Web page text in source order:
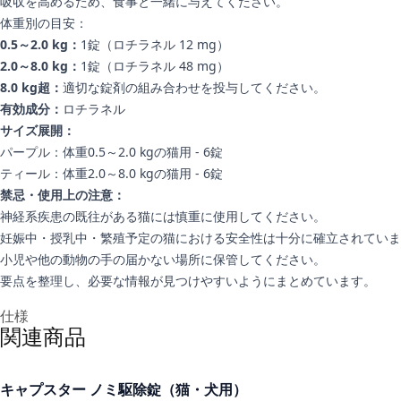
体重別の目安：
0.5～2.0 kg： 1錠（ロチラネル 12 mg）
2.0～8.0 kg： 1錠（ロチラネル 48 mg）
8.0 kg超： 適切な錠剤の組み合わせを投与してください。
有効成分： ロチラネル
サイズ展開：
パープル：体重0.5～2.0 kgの猫用 - 6錠
ティール：体重2.0～8.0 kgの猫用 - 6錠
禁忌・使用上の注意：
神経系疾患の既往がある猫には慎重に使用してください。
妊娠中・授乳中・繁殖予定の猫における安全性は十分に確立されてい
小児や他の動物の手の届かない場所に保管してください。
要点を整理し、必要な情報が見つけやすいようにまとめています。
仕様
関連商品
キャプスター ノミ駆除錠（猫・犬用）